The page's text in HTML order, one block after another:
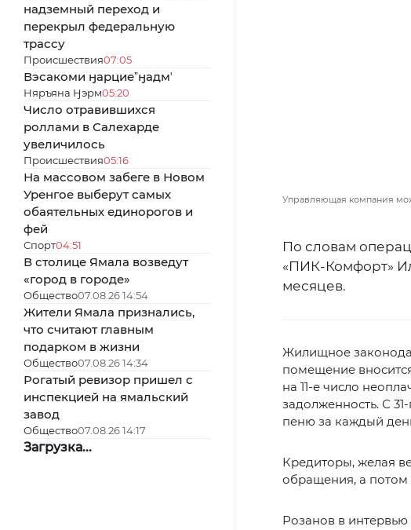
надземный переход и
перекрыл федеральную
трассу
Происшествия07:05
Вэсакоми ӈарциеˮӈадмʼ
Няръяна Ӈэрм05:20
Число отравившихся
роллами в Салехарде
увеличилось
Происшествия05:16
На массовом забеге в Новом
Уренгое выберут самых
обаятельных единорогов и
фей
Спорт04:51
В столице Ямала возведут
«город в городе»
Общество07.08.26 14:54
Жители Ямала признались,
что считают главным
подарком в жизни
Общество07.08.26 14:34
Рогатый ревизор пришел с
инспекцией на ямальский
завод
Общество07.08.26 14:17
Загрузка...
Управляющая компания
По словам
«ПИК-Комфорт»
месяцев.
Жилищное
помещение
на 11-е число
задолженность. С
пеню за каждый
Кредиторы, желая
обращения, а потом
Розанов в